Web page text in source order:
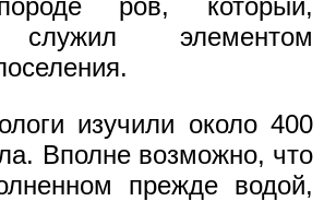
ров, который,
служил элементом
изучили около 400
Вполне возможно, что
прежде водой,